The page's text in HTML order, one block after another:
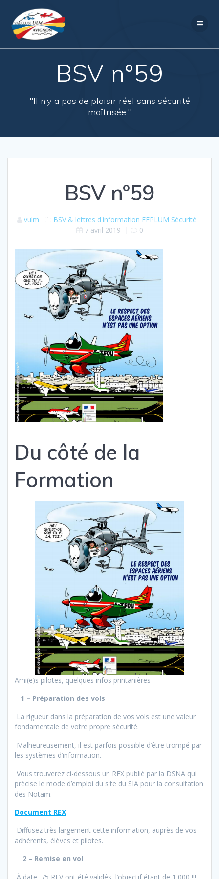
BSV n°59
"Il n’y a pas de plaisir réel sans sécurité
maîtrisée."
BSV n°59
vulm BSV & lettres d'information FFPLUM Sécurité
7 avril 2019 | 0
Du côté de la
Formation
Ami(e)s pilotes, quelques infos printanières :
1 – Préparation des vols
La rigueur dans la préparation de vos vols est une valeur
fondamentale de votre propre sécurité.
Malheureusement, il est parfois possible d’être trompé par
les systèmes d’information.
Vous trouverez ci-dessous un REX publié par la DSNA qui
précise le mode d’emploi du site du SIA pour la consultation
des Notam.
Document REX
Diffusez très largement cette information, auprès de vos
adhérents, élèves et pilotes.
2 – Remise en vol
À date, 75 REV ont été validés, l’objectif étant de 1 000 !!!